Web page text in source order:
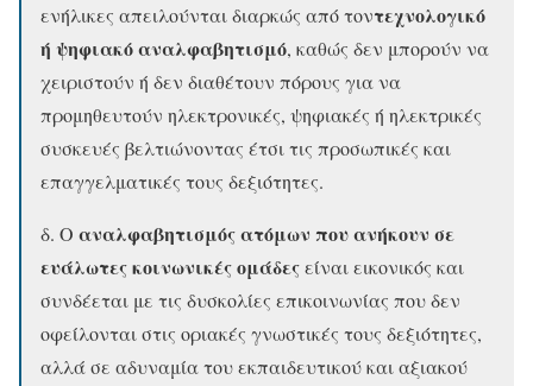
ενήλικες απειλούνται διαρκώς από τοντεχνολογικό
ή ψηφιακό αναλφαβητισμό, καθώς δεν μπορούν να
χειριστούν ή δεν διαθέτουν πόρους για να
προμηθευτούν ηλεκτρονικές, ψηφιακές ή ηλεκτρικές
συσκευές βελτιώνοντας έτσι τις προσωπικές και
επαγγελματικές τους δεξιότητες.
δ. Ο αναλφαβητισμός ατόμων που ανήκουν σε
ευάλωτες κοινωνικές ομάδεςείναι εικονικός και
συνδέεται με τις δυσκολίες επικοινωνίας που δεν
οφείλονται στις οριακές γνωστικές τους δεξιότητες,
αλλά σε αδυναμία του εκπαιδευτικού και αξιακού